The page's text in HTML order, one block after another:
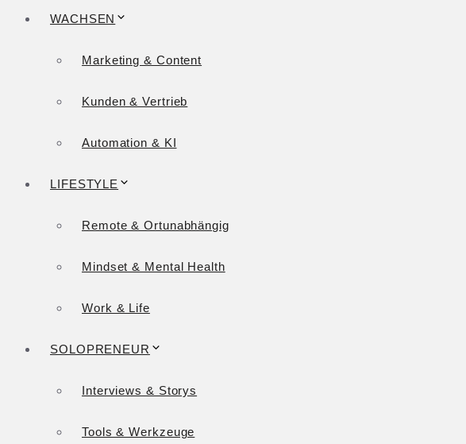
WACHSEN
Marketing & Content
Kunden & Vertrieb
Automation & KI
LIFESTYLE
Remote & Ortunabhängig
Mindset & Mental Health
Work & Life
SOLOPRENEUR
Interviews & Storys
Tools & Werkzeuge